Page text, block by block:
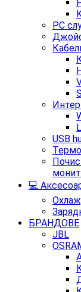
PC
USB
💻
БРАНДОВЕ
JBL